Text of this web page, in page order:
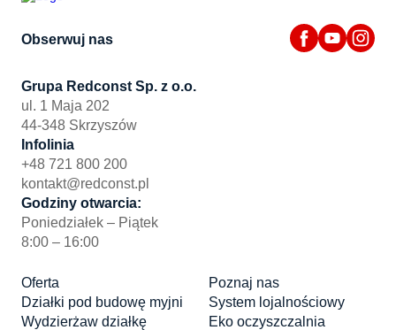
Obserwuj nas
Grupa Redconst Sp. z o.o.
ul. 1 Maja 202
44-348 Skrzyszów
Infolinia
+48 721 800 200
kontakt@redconst.pl
Godziny otwarcia:
Poniedziałek – Piątek
8:00 – 16:00
Oferta
Działki pod budowę myjni
Wydzierżaw działkę
Poznaj nas
System lojalnościowy
Eko oczyszczalnia